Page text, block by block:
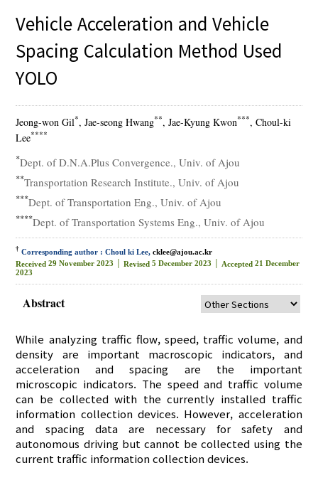
Adode Reader(link)
Vehicle Acceleration and Vehicle
Spacing Calculation Method Used
YOLO
Jeong-won Gil*, Jae-seong Hwang**, Jae-Kyung Kwon***, Choul-ki
Lee****
*Dept. of D.N.A.Plus Convergence., Univ. of Ajou
**Transportation Research Institute., Univ. of Ajou
***Dept. of Transportation Eng., Univ. of Ajou
****Dept. of Transportation Systems Eng., Univ. of Ajou
† Corresponding author : Choul ki Lee,cklee@ajou.ac.kr
Received 29 November 2023 │Revised 5 December 2023 │ Accepted 21 December
2023
Abstract
While analyzing traffic flow, speed, traffic volume, and
density are important macroscopic indicators, and
acceleration and spacing are the important
microscopic indicators. The speed and traffic volume
can be collected with the currently installed traffic
information collection devices. However, acceleration
and spacing data are necessary for safety and
autonomous driving but cannot be collected using the
current traffic information collection devices.